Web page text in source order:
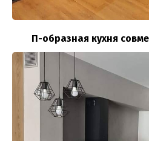
П-образная кухня